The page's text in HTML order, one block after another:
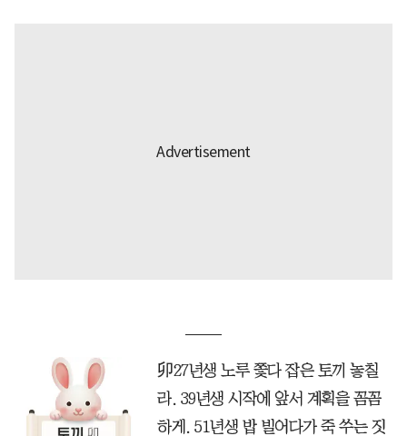
卯27년생 노루 쫓다 잡은 토끼 놓칠
라. 39년생 시작에 앞서 계획을 꼼꼼
하게. 51년생 밥 빌어다가 죽 쑤는 짓